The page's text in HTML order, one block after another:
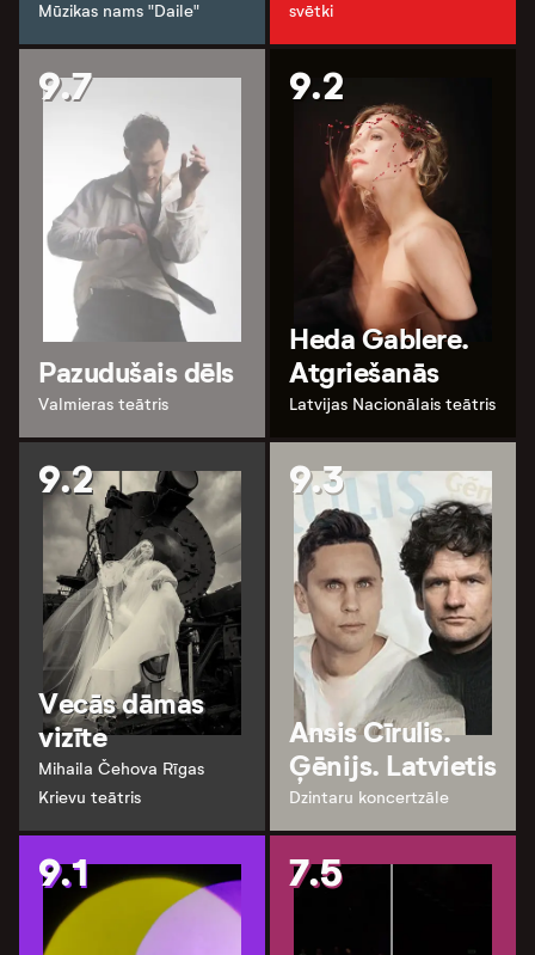
Mūzikas nams "Daile"
svētki
9.7
Pazudušais dēls
Valmieras teātris
9.2
Heda Gablere.
Atgriešanās
Latvijas Nacionālais teātris
9.2
Vecās dāmas
vizīte
Mihaila Čehova Rīgas
Krievu teātris
9.3
Ansis Cīrulis.
Ģēnijs. Latvietis
Dzintaru koncertzāle
9.1 7.5